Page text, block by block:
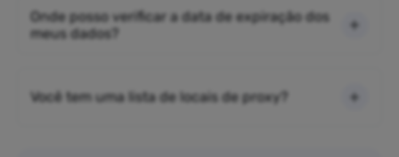
Onde posso verificar a data de expiração dos
meus dados?
Você tem uma lista de locais de proxy?